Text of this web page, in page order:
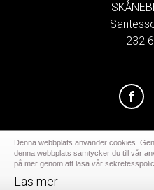
232
Denna webbplats använder cookies.
denna webbplats samtycker du till vår
på mer genom att läsa vår
Läs mer